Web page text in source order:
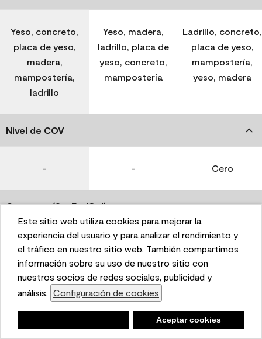
This website uses cookies to enhance user experience
and to analyze performance and traffic on our website.
We also share information about your use of our site
with our social media, advertising, and analytics
partners. Cookie Settings
Accept Cookies
Este sitio web utiliza cookies para mejorar la
experiencia del usuario y para analizar el rendimiento y
el tráfico en nuestro sitio web. También compartimos
información sobre su uso de nuestro sitio con
nuestros socios de redes sociales, publicidad y
análisis. Configuración de cookies
Aceptar cookies
Yeso, concreto,
placa de yeso,
madera,
mampostería,
ladrillo
Yeso, madera,
ladrillo, placa de
yeso, concreto,
mampostería
Ladrillo, concreto,
placa de yeso,
mampostería,
yeso, madera
Nivel de COV
- - Cero
Coverage (Sq. Ft./Gal)
350-400 400-450 400-450
Tiempo de secado
1 hora